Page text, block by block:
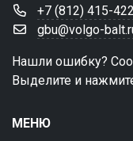
+7 (812) 415-
gbu@volgo-
Нашли ошибку?
Выделите и
МЕНЮ